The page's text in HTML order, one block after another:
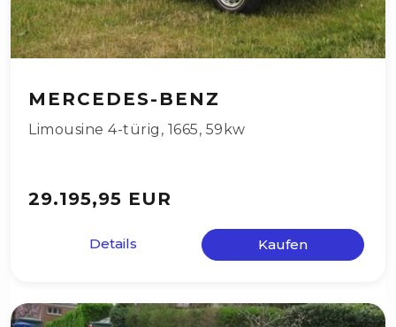
MERCEDES-BENZ
Limousine 4-türig , 1665, 59kw
29.195,95 EUR
Details Kaufen